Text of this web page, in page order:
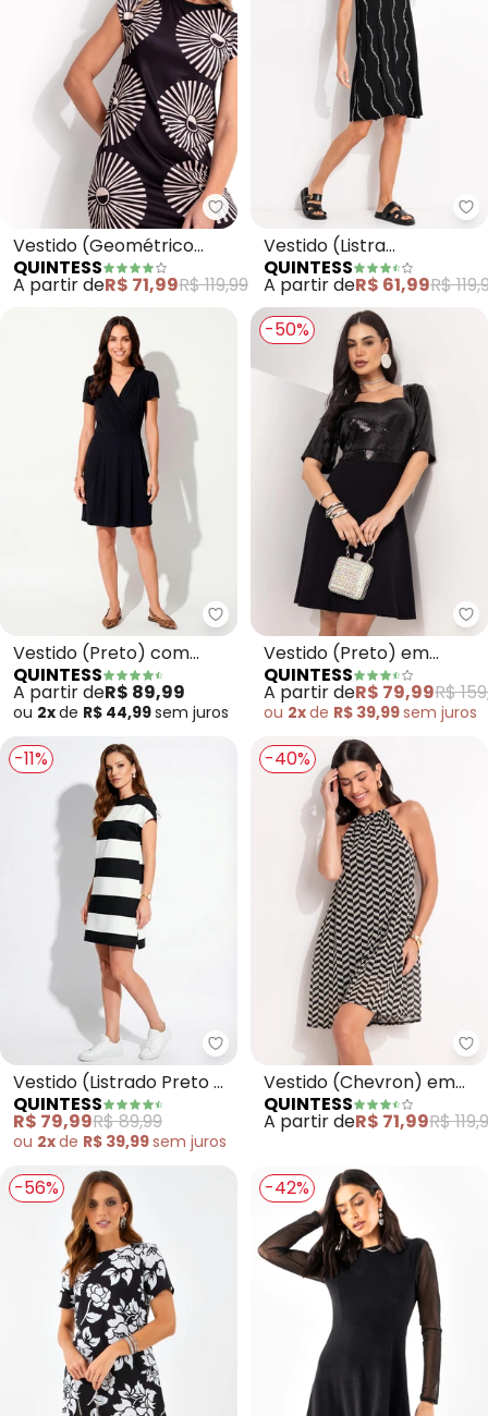
Quintess - Vestido
Vestido (Geométrico
Bicolor) em Malha Fria
QUINTESS
A partir deR$ 71,99R$ 119,99
Vestido (Listra
Renovada) em Malha de
Viscose
QUINTESS
A partir deR$ 61,99R$
Quintess - Vestido (Preto)
Vestido (Preto) com
Decote Transpassado
QUINTESS
A partir deR$ 89,99
ou 2xde R$ 44,99sem juros
-50%
Vestido (Preto) em
Paetê e Malha de Viscose
QUINTESS
A partir deR$ 79,99R$
ou 2xde R$ 39,99sem juros
-11%
Quintess - Vestido (Listrado
Vestido (Listrado Preto e
Branco) em Malhão de
Algodão
QUINTESS
R$ 79,99R$ 89,99
ou 2xde R$ 39,99sem juros
-40%
Vestido (Chevron) em
Malha Plissada
QUINTESS
A partir deR$ 71,99R$
-56% -42%